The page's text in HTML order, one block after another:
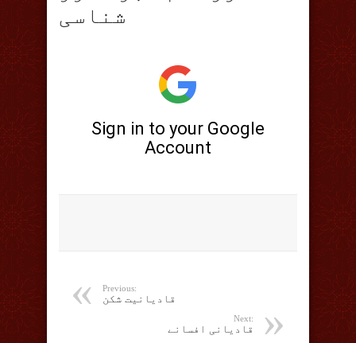
شناسی
Previous:
قادیانیت شکن
Next:
قادیانی افسانے